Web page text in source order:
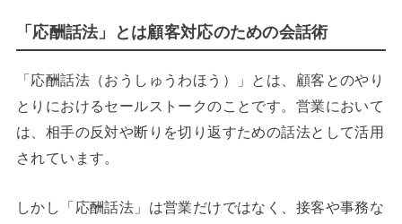
「応酬話法」とは顧客対応のための会話術
「応酬話法（おうしゅうわほう）」とは、顧客とのやり
とりにおけるセールストークのことです。営業において
は、相手の反対や断りを切り返すための話法として活用
されています。
しかし「応酬話法」は営業だけではなく、接客や事務な